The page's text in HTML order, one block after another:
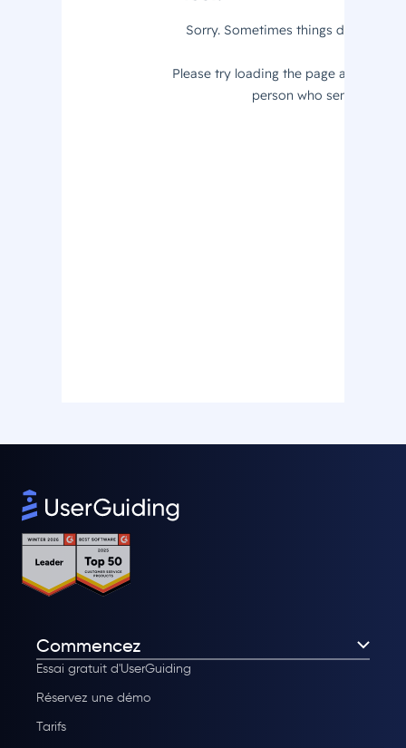
Commencez
Essai gratuit d'UserGuiding
Réservez une démo
Tarifs